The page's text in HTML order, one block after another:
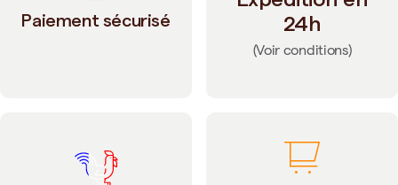
Paiement sécurisé
24h
(Voir conditions)